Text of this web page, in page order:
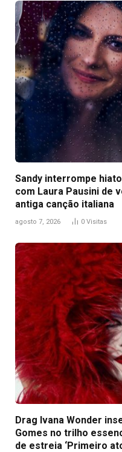
Sandy interrompe
com Laura Pausini de
antiga canção italiana
agosto 7, 2026 0 Visitas
Drag Ivana Wonder
Gomes no trilho
de estreia ‘Primeiro